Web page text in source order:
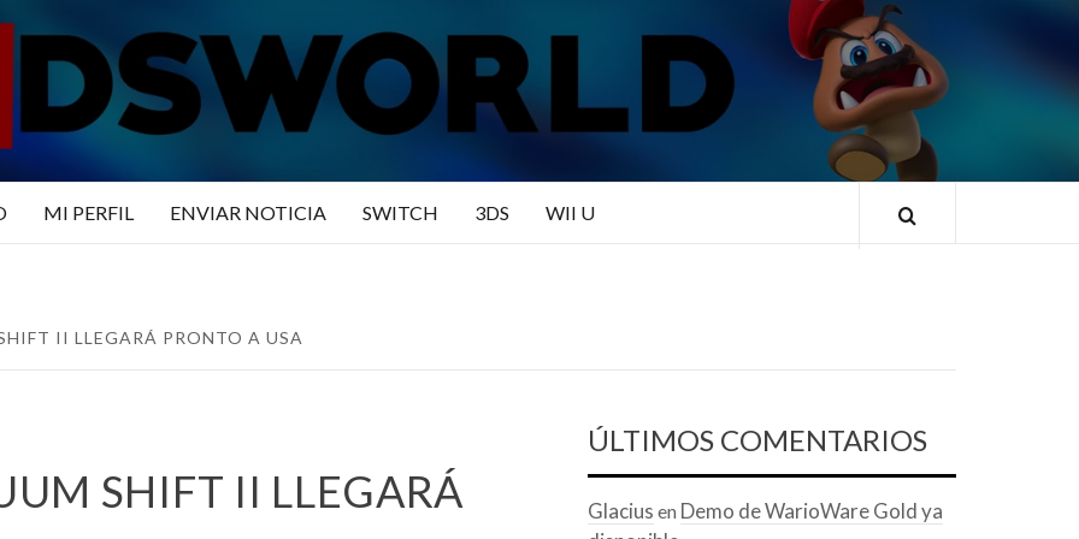
N3DSWORLD
MI PERFIL ENVIAR NOTICIA SWITCH 3DS WII U
II LLEGARÁ PRONTO A USA
SHIFT II LLEGARÁ
ÚLTIMOS COMENTARIOS
Glacius en Demo de WarioWare Gold ya